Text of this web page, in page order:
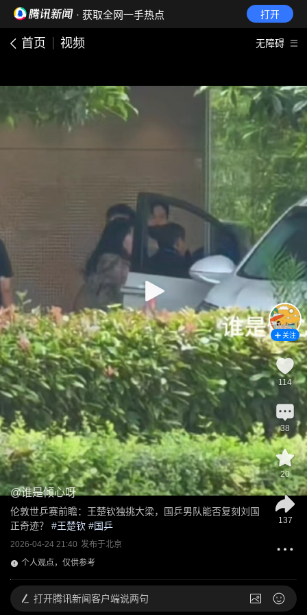
· 获取全网一手热点 打开
首页 视频 无障碍
@谁是倾心呀
伦敦世乒赛前瞻：王楚钦独挑大梁，国乒男队能否复刻刘国
正奇迹？
#王楚钦 #国乒
2026-04-24 21:40 发布于北京
个人观点，仅供参考
关注
114
38
20
137
打开腾讯新闻客户端说两句